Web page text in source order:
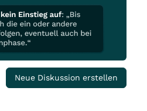
Neue Diskussion erstellen